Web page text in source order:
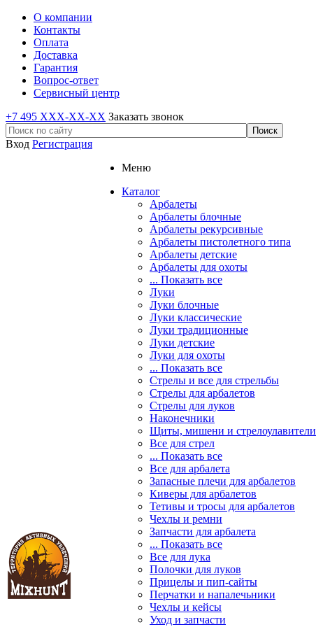
О компании
Контакты
Оплата
Доставка
Гарантия
Вопрос-ответ
Сервисный центр
+7 495 XXX-XX-XX Заказать звонок
Вход Регистрация
Меню
Каталог
Арбалеты
Арбалеты блочные
Арбалеты рекурсивные
Арбалеты пистолетного типа
Арбалеты детские
Арбалеты для охоты
... Показать все
Луки
Луки блочные
Луки классические
Луки традиционные
Луки детские
Луки для охоты
... Показать все
Стрелы и все для стрельбы
Стрелы для арбалетов
Стрелы для луков
Наконечники
Щиты, мишени и стрелоулавители
Все для стрел
... Показать все
Все для арбалета
Запасные плечи для арбалетов
Киверы для арбалетов
Тетивы и тросы для арбалетов
Чехлы и ремни
Запчасти для арбалета
... Показать все
Все для лука
Полочки для луков
Прицелы и пип-сайты
Перчатки и напалечьники
Чехлы и кейсы
Уход и запчасти